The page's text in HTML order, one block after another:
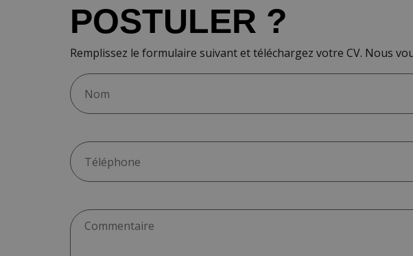
POSTULER ?
Remplissez le formulaire suivant et téléchargez votre CV. Nous